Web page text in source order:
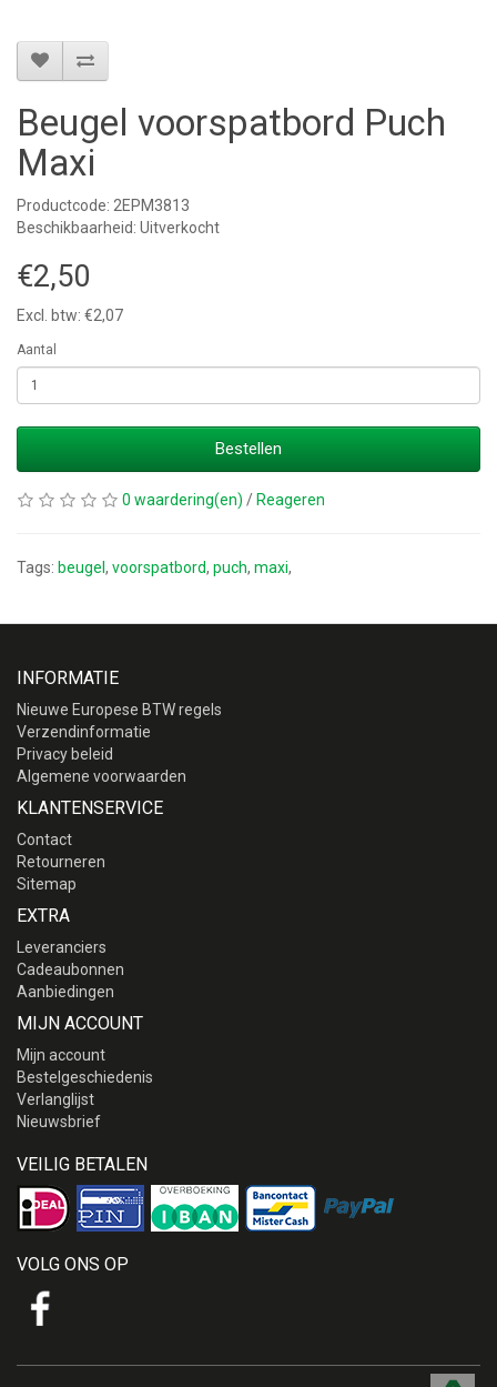
Beugel voorspatbord Puch
Maxi
Productcode: 2EPM3813
Beschikbaarheid: Uitverkocht
€2,50
Excl. btw: €2,07
Aantal
Bestellen
0 waardering(en) / Reageren
Tags: beugel , voorspatbord, puch, maxi,
INFORMATIE
Nieuwe Europese BTW regels
Verzendinformatie
Privacy beleid
Algemene voorwaarden
KLANTENSERVICE
Contact
Retourneren
Sitemap
EXTRA
Leveranciers
Cadeaubonnen
Aanbiedingen
MIJN ACCOUNT
Mijn account
Bestelgeschiedenis
Verlanglijst
Nieuwsbrief
VEILIG BETALEN
VOLG ONS OP